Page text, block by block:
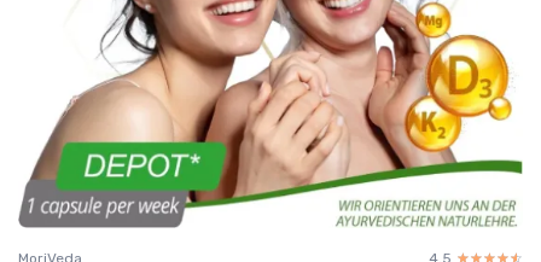
MoriVeda 4.5 ☆☆☆☆☆
★★★★★